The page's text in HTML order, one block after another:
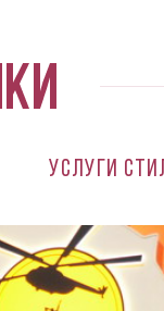
Услуги